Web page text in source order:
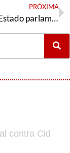
PRÓXIMA
O golpe de Estado parlamentar e a sublevação popular no Peru
contra Cid